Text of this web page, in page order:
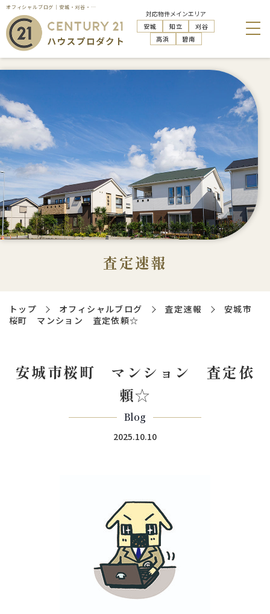
オフィシャルブログ｜安城・刈谷・知立・高浜の不動産売却はハウスプロダクト
対応物件メインエリア
安城
知立
刈谷
高浜
碧南
査定速報
トップ オフィシャルブログ 査定速報
安城市
桜町 マンション 査定依頼☆
安城市桜町 マンション 査定依
頼☆
Blog
2025.10.10